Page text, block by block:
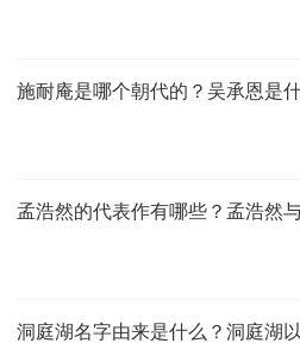
施耐庵是哪个朝代的？吴承恩是
孟浩然的代表作有哪些？孟浩然
洞庭湖名字由来是什么？洞庭湖